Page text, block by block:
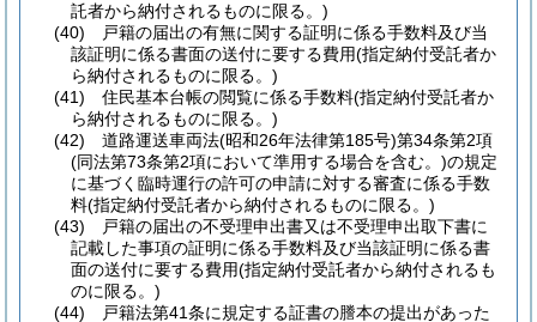
託者から納付されるものに限る。)
(40)
戸籍の届出の有無に関する証明に係る手数料及び当
該証明に係る書面の送付に要する費用(指定納付受託者か
ら納付されるものに限る。)
(41)
住民基本台帳の閲覧に係る手数料(指定納付受託者か
ら納付されるものに限る。)
(42)
道路運送車両法(昭和26年法律第185号)第34条第2項
(同法第73条第2項において準用する場合を含む。)の規定
に基づく臨時運行の許可の申請に対する審査に係る手数
料(指定納付受託者から納付されるものに限る。)
(43)
戸籍の届出の不受理申出書又は不受理申出取下書に
記載した事項の証明に係る手数料及び当該証明に係る書
面の送付に要する費用(指定納付受託者から納付されるも
のに限る。)
(44)
戸籍法第41条に規定する証書の謄本の提出があった